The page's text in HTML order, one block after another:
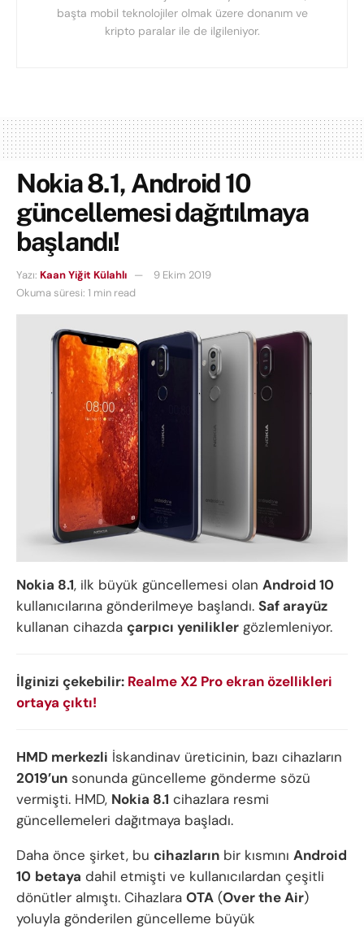
başta mobil teknolojiler olmak üzere donanım ve
kripto paralar ile de ilgileniyor.
Nokia 8.1, Android 10
güncellemesi dağıtılmaya
başlandı!
Yazı: Kaan Yiğit Külahlı
9 Ekim 2019
Okuma süresi: 1 min read
Nokia 8.1, ilk büyük güncellemesi olan Android 10
kullanıcılarına gönderilmeye başlandı. Saf arayüz
kullanan cihazda çarpıcı yenilikler gözlemleniyor.
İlginizi çekebilir: Realme X2 Pro ekran özellikleri
ortaya çıktı!
HMD merkezli İskandinav üreticinin, bazı cihazların
2019’un sonunda güncelleme gönderme sözü
vermişti. HMD, Nokia 8.1 cihazlara resmi
güncellemeleri dağıtmaya başladı.
Daha önce şirket, bu cihazların bir kısmını Android
10 betaya dahil etmişti ve kullanıcılardan çeşitli
dönütler almıştı. Cihazlara OTA (Over the Air)
yoluyla gönderilen güncelleme büyük